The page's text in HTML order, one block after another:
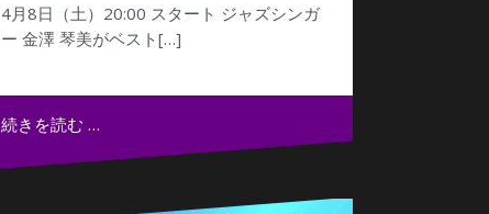
4月8日（土）20:00 スタート ジャズシンガ
ー 金澤 琴美がベスト[…]
続きを読む …